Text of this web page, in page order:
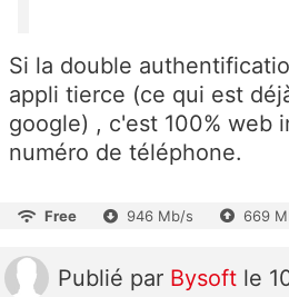
Si la double
appli tierce (ce qui est
google) , c'est 100% web
numéro de téléphone.
Free 946 Mb/s 669
Publié par Bysoft le